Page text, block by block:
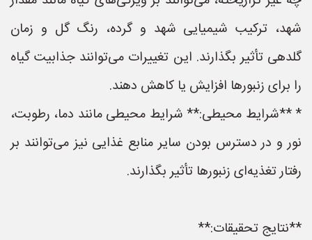
شهد، ترکیب شیمیایی شهد و گرده، رنگ گل و زمان
گلدهی تأثیر بگذارند. این تغییرات می‌توانند جذابیت گیاه
را برای زنبورها افزایش یا کاهش دهند.
* **شرایط محیطی:** شرایط محیطی مانند دما، رطوبت،
نور و در دسترس بودن سایر منابع غذایی نیز می‌توانند بر
رفتار تغذیه‌ای زنبورها تأثیر بگذارند.
**نتایج تحقیقات:**